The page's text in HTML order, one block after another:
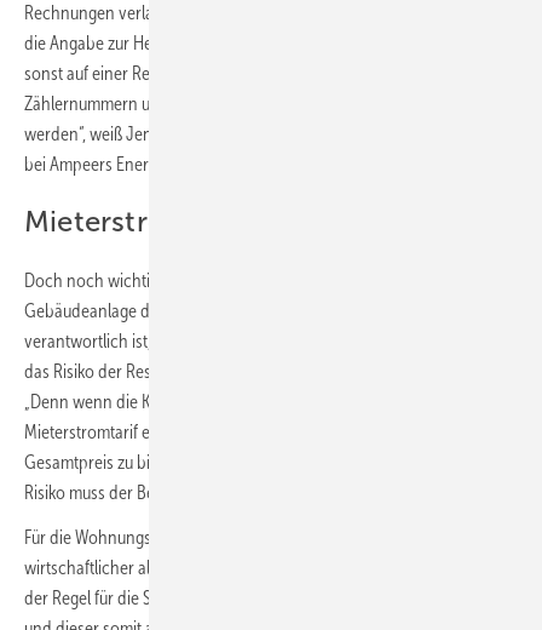
Rechnungen verlangt werden, verzichten. Dazu gehört beispielsweise
die Angabe zur Herkunft des Stroms. Auch weitere Informationen, die
sonst auf einer Rechnung stehen müssen wie beispielsweise die
Zählernummern und andere Angaben können teilweise weggelassen
werden“, weiß Jennifer Englhardt, Beraterin für erneuerbare Energien
bei Ampeers Energy.
Mieterstrom derzeit wirtschaftlicher
Doch noch wichtiger ist, dass bei der gemeinschaftlichen
Gebäudeanlage der Betreiber nicht mehr für die Reststromlieferung
verantwortlich ist, wie das beim Mieterstrom der Fall ist. „Dadurch fällt
das Risiko der Reststrombeschaffung weg“, sagt Jennifer Englhardt.
„Denn wenn die Kosten für den Reststrom höher sind, als man für den
Mieterstromtarif eingeplant hat, um den Mietern einen günstigen
Gesamtpreis zu bieten, sinken die Margen für den Betreiber. Dieses
Risiko muss der Betreiber natürlich abfedern können.“
Für die Wohnungswirtschaft ist der Mieterstrom dennoch
wirtschaftlicher als die gemeinschaftliche Gebäudeversorgung, da in
der Regel für die Solarstromlieferung kein Grundpreis verlangt wird